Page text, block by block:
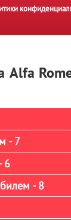
Alfa
- 7
6
- 8